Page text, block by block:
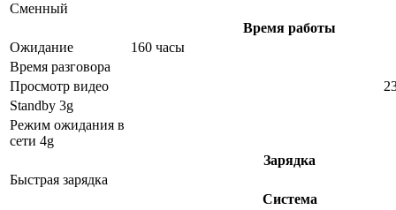
Сменный
Время работы
Ожидание
160 часы
Время разговора
Просмотр видео
Standby 3g
Режим ожидания в
сети 4g
Зарядка
Быстрая зарядка
Система